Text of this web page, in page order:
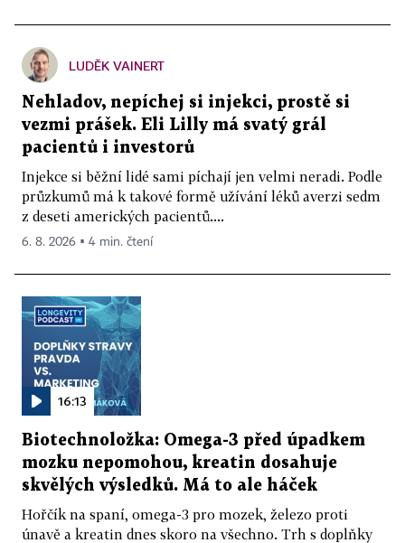
LUDĚK VAINERT
Nehladov, nepíchej si injekci, prostě si
vezmi prášek. Eli Lilly má svatý grál
pacientů i investorů
Injekce si běžní lidé sami píchají jen velmi neradi. Podle
průzkumů má k takové formě užívání léků averzi sedm
z deseti amerických pacientů....
6. 8. 2026 ▪ 4 min. čtení
16:13
Biotechnoložka: Omega-3 před úpadkem
mozku nepomohou, kreatin dosahuje
skvělých výsledků. Má to ale háček
Hořčík na spaní, omega-3 pro mozek, železo proti
únavě a kreatin dnes skoro na všechno. Trh s doplňky